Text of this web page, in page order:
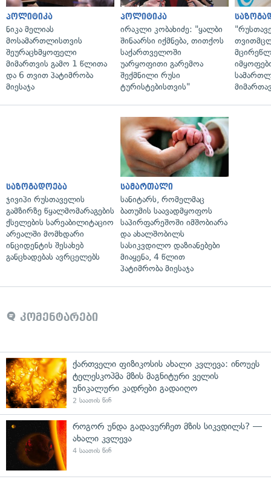
პოლიტიკა
ნიკა მელიას
მოსამართლისთვის
შეურაცხმყოფელი
მიმართვის გამო 1 წლითა
და 6 თვით პატიმრობა
მიესაჯა
პოლიტიკა
ირაკლი კობახიძე: "ყალბი
შინაარსი იქმნება, თითქოს
საქართველოში
უარყოფითი გარემოა
შექმნილი რუსი
ტურისტებისთვის"
საზოგადოება
ჯივიპი რუსთაველის
გამზირზე წყალმომარაგების
ქსელების სარეაბილიტაციო
არეალში მომხდარი
ინციდენტის შესახებ
განცხადებას ავრცელებს
სამართალი
სანიტარს, რომელმაც
ბათუმის საავადმყოფოს
საპირფარეშოში იმშობიარა
და ახალშობილს
სასიკვდილო დაზიანებები
მიაყენა, 4 წლით
პატიმრობა მიესაჯა
კომენტარები
ქართველი ფიზიკოსის ახალი კვლევა: ინოუეს
ტელესკოპმა მზის მაგნიტური ველის
უნიკალური კადრები გადაიღო
2 საათის წინ
როგორ უნდა გადავურჩეთ მზის სიკვდილს? —
ახალი კვლევა
4 საათის წინ